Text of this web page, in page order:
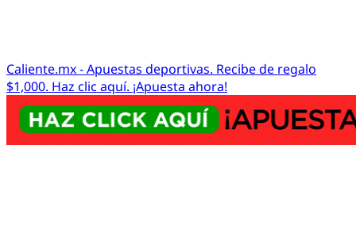
Caliente.mx - Apuestas deportivas. Recibe de regalo
$1,000. Haz clic aquí. ¡Apuesta ahora!